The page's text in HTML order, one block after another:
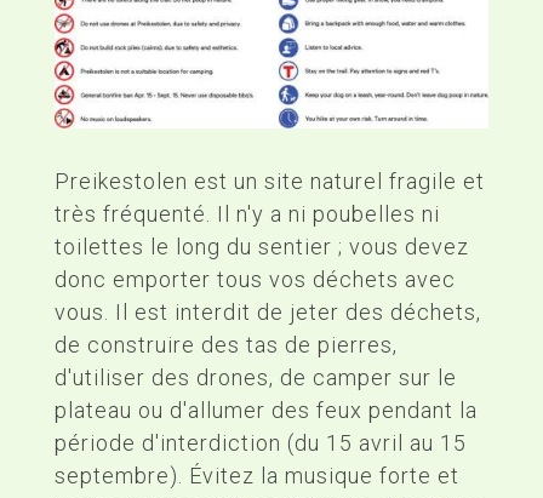
Preikestolen est un site naturel fragile et
très fréquenté. Il n'y a ni poubelles ni
toilettes le long du sentier ; vous devez
donc emporter tous vos déchets avec
vous. Il est interdit de jeter des déchets,
de construire des tas de pierres,
d'utiliser des drones, de camper sur le
plateau ou d'allumer des feux pendant la
période d'interdiction (du 15 avril au 15
septembre). Évitez la musique forte et